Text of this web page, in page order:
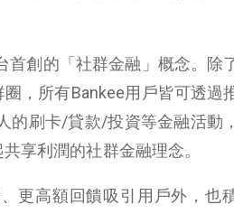
首創的「社群金融」概念。除
圈，所有Bankee用戶皆可透過
的刷卡/貸款/投資等金融活動
享利潤的社群金融理念。
更高額回饋吸引用戶外，也